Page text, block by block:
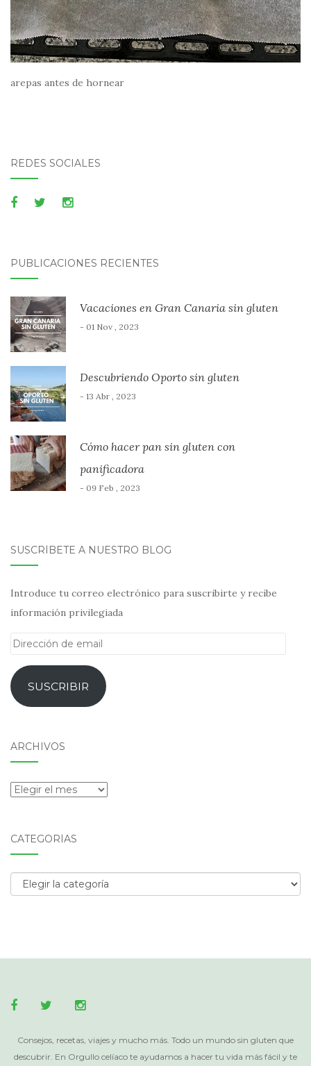
arepas antes de hornear
REDES SOCIALES
PUBLICACIONES RECIENTES
Vacaciones en Gran Canaria sin gluten
- 01 Nov , 2023
Descubriendo Oporto sin gluten
- 13 Abr , 2023
Cómo hacer pan sin gluten con
panificadora
- 09 Feb , 2023
SUSCRÍBETE A NUESTRO BLOG
Introduce tu correo electrónico para suscribirte y recibe
información privilegiada
Dirección
emailSUSCRIBIR
ARCHIVOS
Archivos
CATEGORÍAS
Categorías
Consejos, recetas, viajes y mucho más. Todo un mundo sin gluten que
descubrir. En Orgullo celíaco te ayudamos a hacer tu vida más fácil y te